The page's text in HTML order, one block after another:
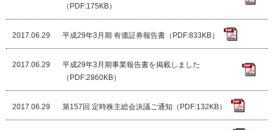
（PDF:175KB）
2017.06.29 平成29年3月期 有価証券報告書（PDF:833KB）
2017.06.29
平成29年3月期事業報告書を掲載しました
（PDF:2860KB）
2017.06.29 第157回 定時株主総会決議ご通知（PDF:132KB）